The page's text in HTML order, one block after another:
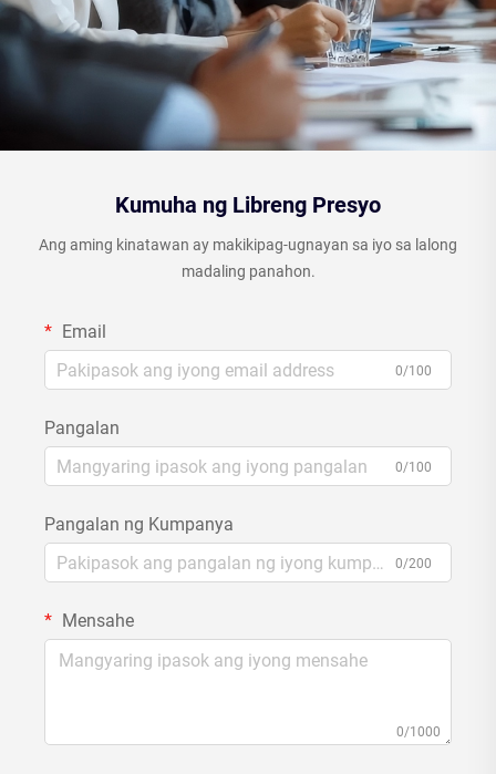
Kumuha ng Libreng Presyo
Ang aming kinatawan ay makikipag-ugnayan sa iyo sa lalong
madaling panahon.
Email
0/100
Pangalan
0/100
Pangalan ng Kumpanya
0/200
Mensahe
0/1000